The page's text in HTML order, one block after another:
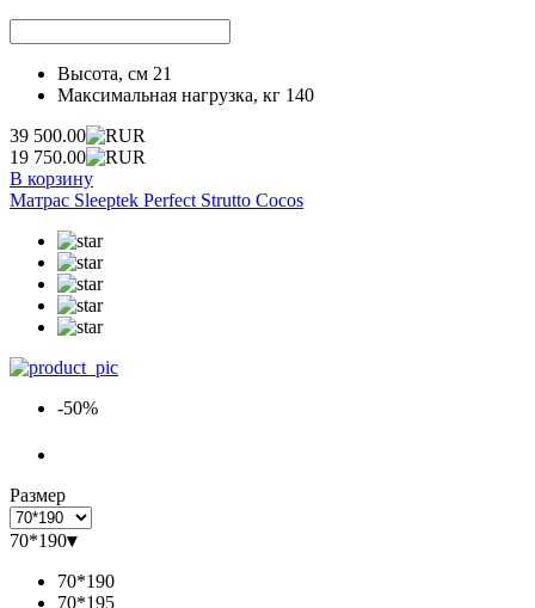
Высота, см 21
Максимальная нагрузка, кг 140
39 500.00
19 750.00
В корзину
Матрас Sleeptek Perfect Strutto Cocos
-50%
Размер
70*190▾
70*190
70*195